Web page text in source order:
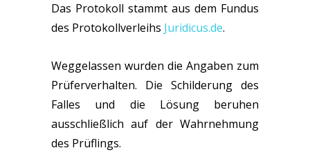
Das Protokoll stammt aus dem Fundus
des Protokollverleihs Juridicus.de.
Weggelassen wurden die Angaben zum
Prüferverhalten. Die Schilderung des
Falles und die Lösung beruhen
ausschließlich auf der Wahrnehmung
des Prüflings.